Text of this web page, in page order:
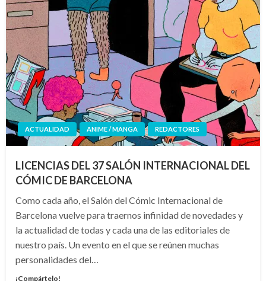
ACTUALIDAD ANIME / MANGA REDACTORES
LICENCIAS DEL 37 SALÓN INTERNACIONAL DEL
CÓMIC DE BARCELONA
Como cada año, el Salón del Cómic Internacional de
Barcelona vuelve para traernos infinidad de novedades y
la actualidad de todas y cada una de las editoriales de
nuestro país. Un evento en el que se reúnen muchas
personalidades del…
¡Compártelo!